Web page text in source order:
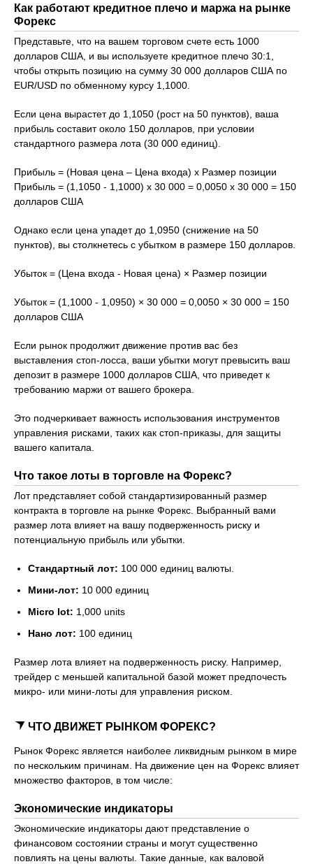
Как работают кредитное плечо и маржа на рынке
Форекс
Представьте, что на вашем торговом счете есть 1000
долларов США, и вы используете кредитное плечо 30:1,
чтобы открыть позицию на сумму 30 000 долларов США по
EUR/USD по обменному курсу 1,1000.
Если цена вырастет до 1,1050 (рост на 50 пунктов), ваша
прибыль составит около 150 долларов, при условии
стандартного размера лота (30 000 единиц).
Прибыль = (Новая цена – Цена входа) x Размер позиции
Прибыль = (1,1050 - 1,1000) x 30 000 = 0,0050 x 30 000 = 150
долларов США
Однако если цена упадет до 1,0950 (снижение на 50
пунктов), вы столкнетесь с убытком в размере 150 долларов.
Убыток = (Цена входа - Новая цена) × Размер позиции
Убыток = (1,1000 - 1,0950) × 30 000 = 0,0050 × 30 000 = 150
долларов США
Если рынок продолжит движение против вас без
выставления стоп-лосса, ваши убытки могут превысить ваш
депозит в размере 1000 долларов США, что приведет к
требованию маржи от вашего брокера.
Это подчеркивает важность использования инструментов
управления рисками, таких как стоп-приказы, для защиты
вашего капитала.
Что такое лоты в торговле на Форекс?
Лот представляет собой стандартизированный размер
контракта в торговле на рынке Форекс. Выбранный вами
размер лота влияет на вашу подверженность риску и
потенциальную прибыль или убытки.
Стандартный лот: 100 000 единиц валюты.
Мини-лот: 10 000 единиц
Micro lot: 1,000 units
Нано лот: 100 единиц
Размер лота влияет на подверженность риску. Например,
трейдер с меньшей капитальной базой может предпочесть
микро- или мини-лоты для управления риском.
ЧТО ДВИЖЕТ РЫНКОМ ФОРЕКС?
Рынок Форекс является наиболее ликвидным рынком в мире
по нескольким причинам. На движение цен на Форекс влияет
множество факторов, в том числе:
Экономические индикаторы
Экономические индикаторы дают представление о
финансовом состоянии страны и могут существенно
повлиять на цены валюты. Такие данные, как валовой